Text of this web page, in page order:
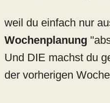
weil du einfach nur
Wochenplanung
Und DIE machst du
der vorherigen